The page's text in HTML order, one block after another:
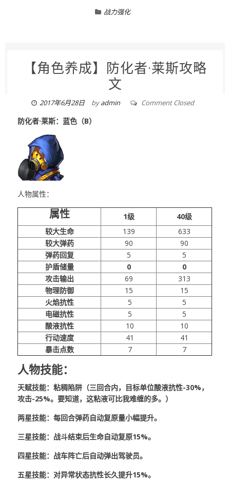
战力强化
【角色养成】防化者·莱斯攻略
文
2017年6月28日 byadmin Comment Closed
防化者·莱斯：蓝色（B）
人物属性：
属性 1级
40级
较大生命
139
633
较大弹药
90
90
弹药回复
5
5
护盾储量
0
0
攻击输出
69
313
物理防御
15
15
火焰抗性
5
5
电磁抗性
5
5
酸液抗性
10
10
行动速度
41
41
暴击点数
7 7
人物技能：
天赋技能：粘稠陷阱（三回合内，目标单位酸液抗性-30%，
攻击-25%。要知道，这粘液可比我难缠的多。）
两星技能：每回合弹药自动复原量小幅提升。
三星技能：战斗结束后生命自动复原15%。
四星技能：战车阵亡后自动弹出驾驶员。
五星技能：对异常状态抗性长久提升15%。